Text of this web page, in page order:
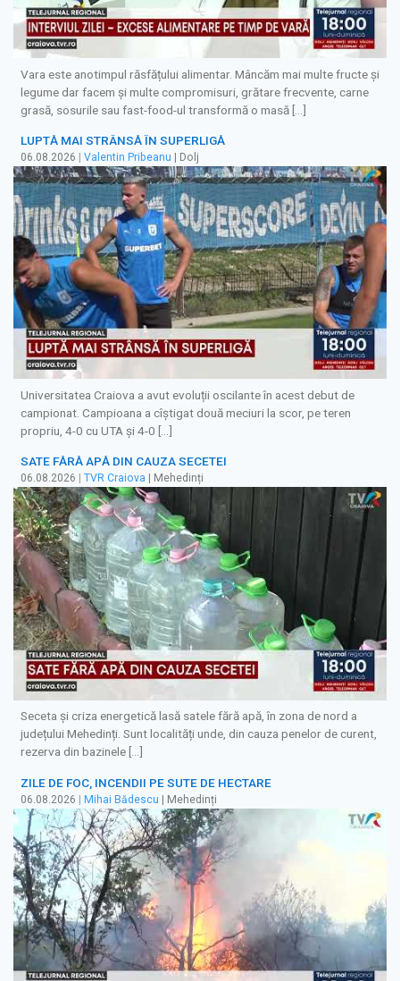
Vara este anotimpul răsfățului alimentar. Mâncăm mai multe fructe și
legume dar facem și multe compromisuri, grătare frecvente, carne
grasă, sosurile sau fast-food-ul transformă o masă […]
LUPTĂ MAI STRÂNSĂ ÎN SUPERLIGĂ
06.08.2026 Valentin Pribeanu | Dolj
Universitatea Craiova a avut evoluții oscilante în acest debut de
campionat. Campioana a cîștigat două meciuri la scor, pe teren
propriu, 4-0 cu UTA și 4-0 […]
SATE FĂRĂ APĂ DIN CAUZA SECETEI
06.08.2026 TVR Craiova | Mehedinți
Seceta și criza energetică lasă satele fără apă, în zona de nord a
județului Mehedinți. Sunt localități unde, din cauza penelor de curent,
rezerva din bazinele […]
ZILE DE FOC, INCENDII PE SUTE DE HECTARE
06.08.2026 | Mihai Bădescu | Mehedinți